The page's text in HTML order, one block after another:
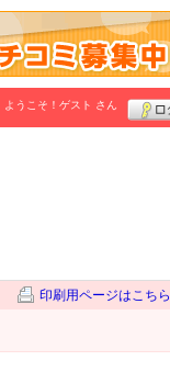
ようこそ！ ゲスト さん
印刷用ページはこちら